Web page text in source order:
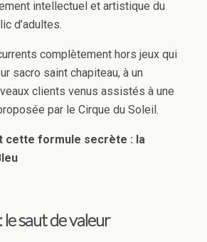
intellectuel et artistique du
d’adultes.
complètement hors jeux qui
sacro saint chapiteau, à un
clients venus assistés à une
par le Cirque du Soleil.
cette formule secrète : la
le saut de valeur